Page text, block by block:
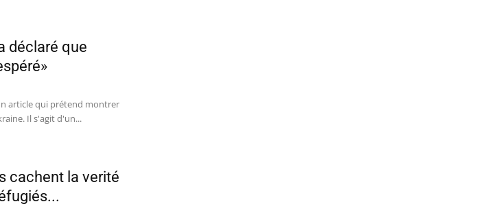
déclaré que
article qui prétend montrer
Il s'agit d'un...
cachent la verité